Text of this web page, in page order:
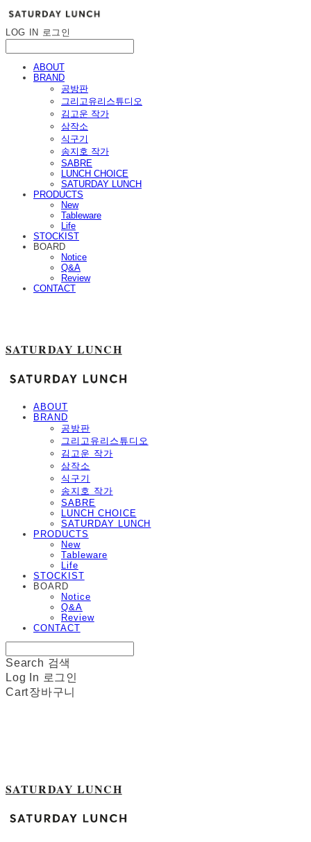
LOG IN 로그인
ABOUT
BRAND
공방판
그리고유리스튜디오
김고운 작가
삼작소
식구기
송지호 작가
SABRE
LUNCH CHOICE
SATURDAY LUNCH
PRODUCTS
New
Tableware
Life
STOCKIST
BOARD
Notice
Q&A
Review
CONTACT
SATURDAY LUNCH
ABOUT
BRAND
공방판
그리고유리스튜디오
김고운 작가
삼작소
식구기
송지호 작가
SABRE
LUNCH CHOICE
SATURDAY LUNCH
PRODUCTS
New
Tableware
Life
STOCKIST
BOARD
Notice
Q&A
Review
CONTACT
Search 검색
Log In 로그인
Cart장바구니
SATURDAY LUNCH